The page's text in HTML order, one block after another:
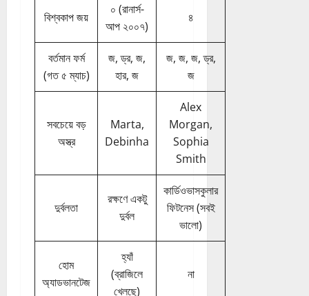
বিশ্বকাপ জয়
০ (রানার্স-
আপ ২০০৭)
৪
বর্তমান ফর্ম
(গত ৫ ম্যাচ)
জ, ড্র, জ,
হার, জ
জ, জ, জ, ড্র,
জ
সবচেয়ে বড়
অস্ত্র
Marta,
Debinha
Alex
Morgan,
Sophia
Smith
দুর্বলতা
রক্ষণে একটু
দুর্বল
কার্ডিওভাসকুলার
ফিটনেস (সবই
ভালো)
হোম
অ্যাডভানটেজ
হ্যাঁ
(ব্রাজিলে
খেলছে)
না